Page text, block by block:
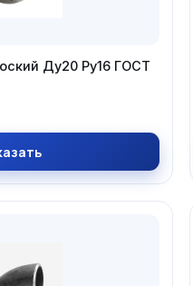
Ду20 Ру16 ГОСТ